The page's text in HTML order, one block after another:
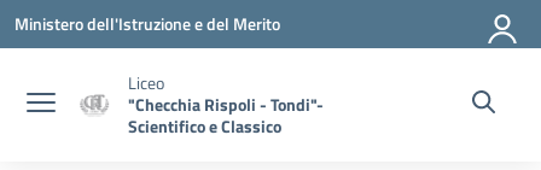
Vai ai contenuti
Vai al menu di navigazione
Vai al footer
Ministero dell'Istruzione e del Merito
Liceo
"Checchia Rispoli - Tondi"-
Scientifico e Classico